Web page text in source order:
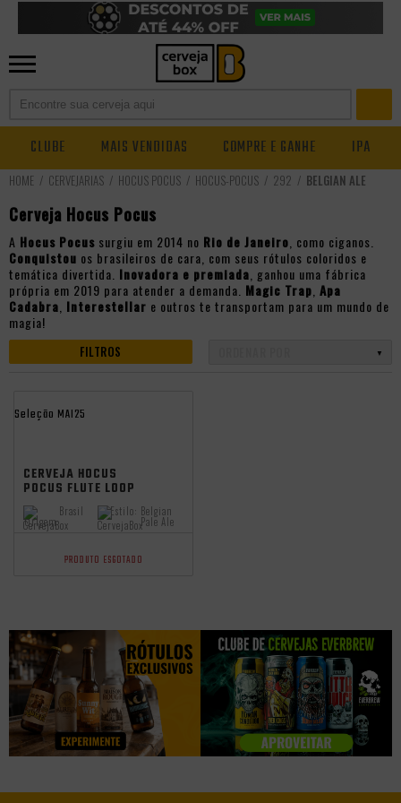
CLUBE MAIS VENDIDAS COMPRE E GANHE IPA
CERVEJARIAS HOCUS POCUS HOCUS-POCUS 292 BELGIAN ALE
Cerveja Hocus Pocus
A Hocus Pocus surgiu em 2014 no Rio de Janeiro , como ciganos.
Conquistou os brasileiros de cara, com seus rótulos coloridos e
temática divertida. Inovadora e premiada , ganhou uma fábrica
própria em 2019 para atender a demanda. Magic Trap Apa
Cadabra Interestellar e outros te transportam para um mundo de
magia!
FILTROS
Seleção MAI25
CERVEJA HOCUS
POCUS FLUTE LOOP
BELGIAN ALE 500ML
Origem:
Brasil Estilo: Belgian
Pale Ale
PRODUTO ESGOTADO